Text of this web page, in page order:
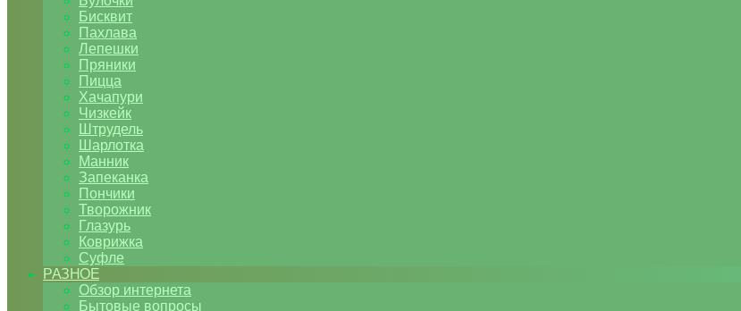
Бисквит
Пахлава
Лепешки
Пряники
Пицца
Хачапури
Чизкейк
Штрудель
Шарлотка
Манник
Запеканка
Пончики
Творожник
Глазурь
Коврижка
Суфле
РАЗНОЕ
Обзор интернета
Бытовые вопросы